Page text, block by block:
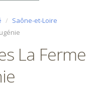
Saône-et-Loire
La Ferme